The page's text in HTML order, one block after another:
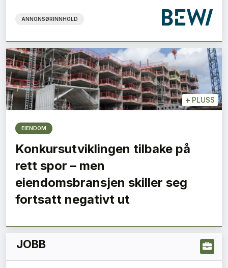
ANNONSØRINNHOLD
+ PLUSS
EIENDOM
Konkursutviklingen tilbake på
rett spor – men
eiendomsbransjen skiller seg
fortsatt negativt ut
JOBB